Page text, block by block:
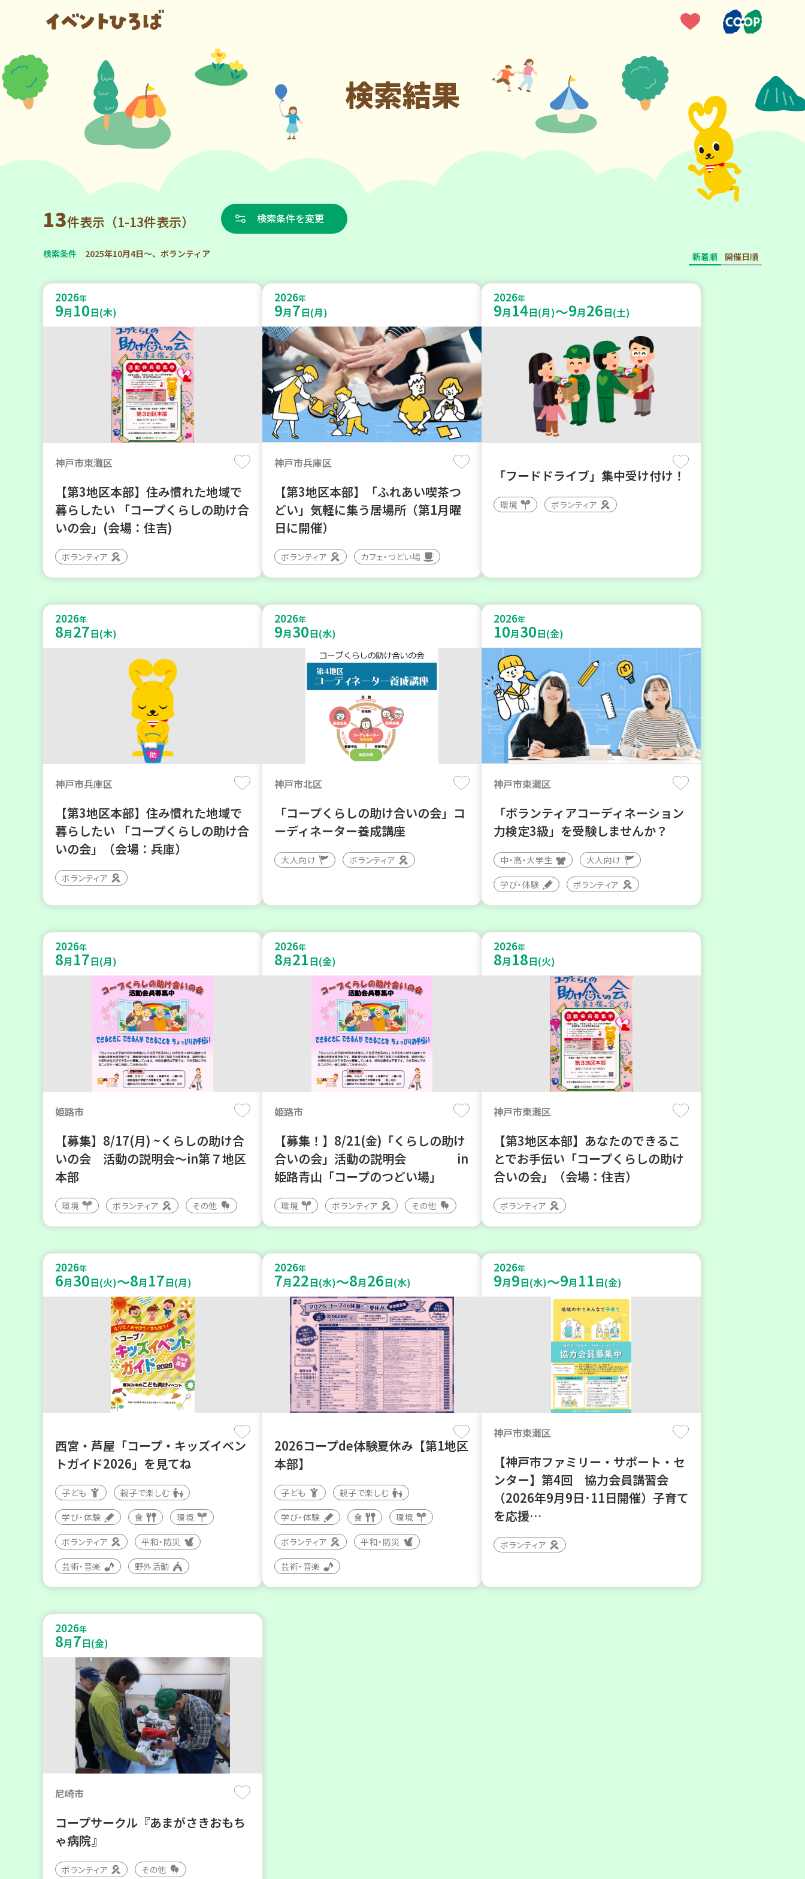
検索結果
13件表示（1-13件表示） 検索条件を変更
検索条件 2025年10月4日～、ボランティア 新着順 開催日順
2026年
9月 10日(木)
神戸市東灘区
【第3地区本部】住み慣れた地域で
暮らしたい 「コープくらしの助け合
いの会」(会場：住吉)
ボランティア
2026年
9月7日(月)
神戸市兵庫区
【第3地区本部】「ふれあい喫茶つ
どい」気軽に集う居場所（第1月曜
日に開催）
ボランティア カフェ・つどい場
2026年
9月 14日(月)～9月26日(土)
「フードドライブ」集中受け付け！
環境 ボランティア
2026年
8月27日(木)
神戸市兵庫区
【第3地区本部】住み慣れた地域で
暮らしたい 「コープくらしの助け合
いの会」（会場：兵庫）
ボランティア
2026年
9月30日(水)
神戸市北区
「コープくらしの助け合いの会」コ
ーディネーター養成講座
大人向け ボランティア
2026年
10月30日(金)
神戸市東灘区
「ボランティアコーディネーション
力検定3級」を受験しませんか？
中・高・大学生 大人向け
学び・体験 ボランティア
2026年
8月 17日(月)
姫路市
【募集】8/17(月) ~くらしの助け合
いの会 活動の説明会～in第７地区
本部
環境 ボランティア その他
2026年
8月21日(金)
姫路市
【募集！】8/21(金)「くらしの助け
合いの会」活動の説明会 in
姫路青山「コープのつどい場」
環境 ボランティア その他
2026年
8月 18日(火)
神戸市東灘区
【第3地区本部】あなたのできるこ
とでお手伝い「コープくらしの助け
合いの会」（会場：住吉）
ボランティア
2026年
6月30日(火)～8月 17日(月)
西宮・芦屋「コープ・キッズイベン
トガイド2026」を見てね
子ども 親子で楽しむ
学び・体験 食 環境
ボランティア 平和・防災
芸術・音楽 野外活動
2026年
7月22日(水)～8月26日(水)
2026コープde体験夏休み【第1地区
本部】
子ども 親子で楽しむ
学び・体験 食 環境
ボランティア 平和・防災
芸術・音楽
2026年
9月9日(水)～9月 11日(金)
神戸市東灘区
【神戸市ファミリー・サポート・セ
ンター】第4回 協力会員講習会
（2026年9月9日･11日開催）子育て
を応援…
ボランティア
2026年
8月7日(金)
尼崎市
コープサークル『あまがさきおもち
ゃ病院』
ボランティア その他